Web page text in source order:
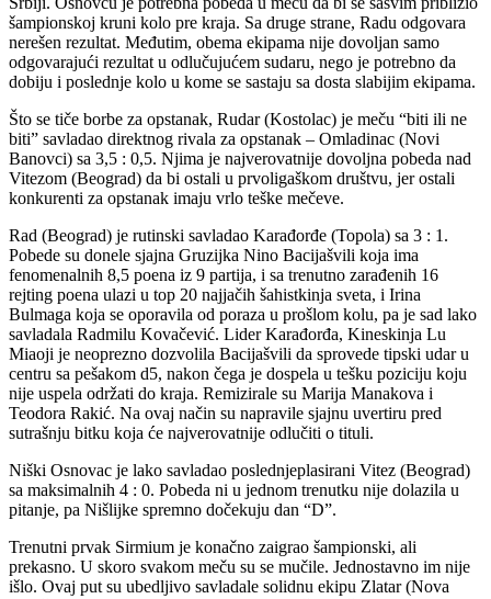
šampionskoj kruni kolo pre kraja. Sa druge strane, Radu odgovara
nerešen rezultat. Međutim, obema ekipama nije dovoljan samo
odgovarajući rezultat u odlučujućem sudaru, nego je potrebno da
dobiju i poslednje kolo u kome se sastaju sa dosta slabijim ekipama.
Što se tiče borbe za opstanak, Rudar (Kostolac) je meču “biti ili ne
biti” savladao direktnog rivala za opstanak – Omladinac (Novi
Banovci) sa 3,5 : 0,5. Njima je najverovatnije dovoljna pobeda nad
Vitezom (Beograd) da bi ostali u prvoligaškom društvu, jer ostali
konkurenti za opstanak imaju vrlo teške mečeve.
Rad (Beograd) je rutinski savladao Karađorđe (Topola) sa 3 : 1.
Pobede su donele sjajna Gruzijka Nino Bacijašvili koja ima
fenomenalnih 8,5 poena iz 9 partija, i sa trenutno zarađenih 16
rejting poena ulazi u top 20 najjačih šahistkinja sveta, i Irina
Bulmaga koja se oporavila od poraza u prošlom kolu, pa je sad lako
savladala Radmilu Kovačević. Lider Karađorđa, Kineskinja Lu
Miaoji je neoprezno dozvolila Bacijašvili da sprovede tipski udar u
centru sa pešakom d5, nakon čega je dospela u tešku poziciju koju
nije uspela održati do kraja. Remizirale su Marija Manakova i
Teodora Rakić. Na ovaj način su napravile sjajnu uvertiru pred
sutrašnju bitku koja će najverovatnije odlučiti o tituli.
Niški Osnovac je lako savladao poslednjeplasirani Vitez (Beograd)
sa maksimalnih 4 : 0. Pobeda ni u jednom trenutku nije dolazila u
pitanje, pa Nišlijke spremno dočekuju dan “D”.
Trenutni prvak Sirmium je konačno zaigrao šampionski, ali
prekasno. U skoro svakom meču su se mučile. Jednostavno im nije
išlo. Ovaj put su ubedljivo savladale solidnu ekipu Zlatar (Nova